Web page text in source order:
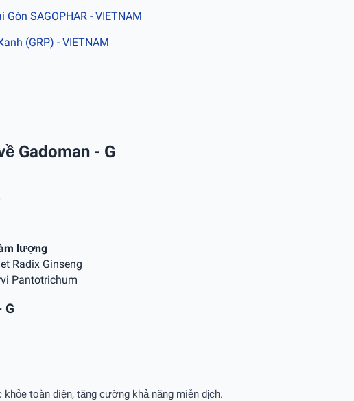
SAGOPHAR - VIETNAM
(GRP) - VIETNAM
Gadoman - G
lượng
Radix Ginseng
Pantotrichum
G
khỏe toàn diện, tăng cường khả năng miễn dịch.